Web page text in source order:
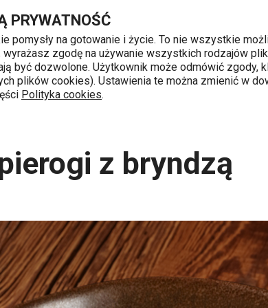
PRYWATNOŚĆ
pomysły na gotowanie i życie. To nie wszystkie
zgodę na używanie wszystkich rodzajów
być dozwolone. Użytkownik może odmówić zgody,
plików cookies). Ustawienia te można zmienić w
Polityka cookies.
Przejdź do głównej zawartości
Przejdź do wyszukiwania
Przejdź do nawigacji
z bryndzą